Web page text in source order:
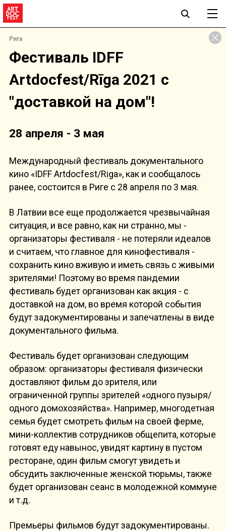
Рига
Фестиваль IDFF
Artdocfest/Rīga 2021 с
"доставкой на дом"!
28 апреля - 3 мая
Международный фестиваль документального
кино «IDFF Artdocfest/Riga», как и сообщалось
ранее, состоится в Риге с 28 апреля по 3 мая.
В Латвии все еще продолжается чрезвычайная
ситуация, и все равно, как ни странно, мы -
организаторы фестиваля - не потеряли идеалов
и считаем, что главное для кинофестиваля -
сохранить кино вживую и иметь связь с живыми
зрителями! Поэтому во время пандемии
фестиваль будет организован как акция - с
доставкой на дом, во время которой события
будут задокументированы и запечатлены в виде
документального фильма.
Фестиваль будет организован следующим
образом: организаторы фестиваля физически
доставляют фильм до зрителя, или
ограниченной группы зрителей «одного пузыря/
одного домохозяйства». Например, многодетная
семья будет смотреть фильм на своей ферме,
мини-коллектив сотрудников общепита, которые
готовят еду навынос, увидят картину в пустом
ресторане, один фильм смогут увидеть и
обсудить заключенные женской тюрьмы, также
будет организован сеанс в молодежной коммуне
и т.д.
Премьеры фильмов будут задокументированы.